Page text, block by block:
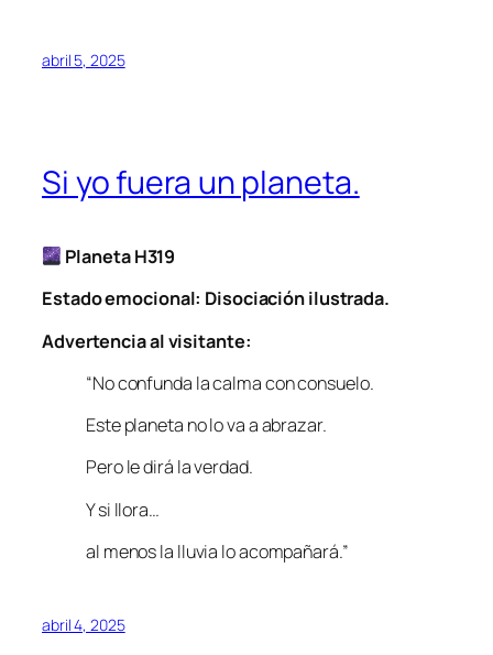
abril 5, 2025
Si yo fuera un planeta.
Planeta H319
Estado emocional: Disociación ilustrada.
Advertencia al visitante:
“No confunda la calma con consuelo.
Este planeta no lo va a abrazar.
Pero le dirá la verdad.
Y si llora…
al menos la lluvia lo acompañará.”
abril 4, 2025